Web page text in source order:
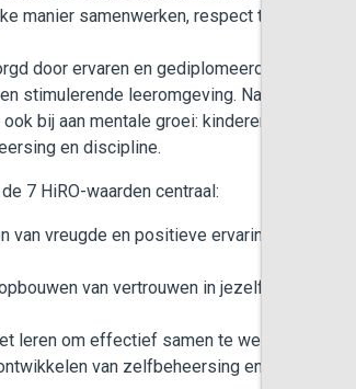
manier samenwerken, respect tonen en
door ervaren en gediplomeerde
stimulerende leeromgeving. Naast fysieke
bij aan mentale groei: kinderen werken aan
en discipline.
7 HiRO-waarden centraal:
van vreugde en positieve ervaringen in de
van vertrouwen in jezelf, anderen en
leren om effectief samen te werken met
van zelfbeheersing en het leren om